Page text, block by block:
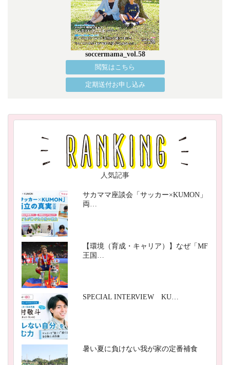
soccermama_vol.58
閲覧はこちら
定期送付お申し込み
人気記事
サカママ座談会「サッカー×KUMON」
両…
【環境（育成・キャリア）】なぜ「MF
王国…
SPECIAL INTERVIEW KU…
暑い夏に負けない我が家の定番補食